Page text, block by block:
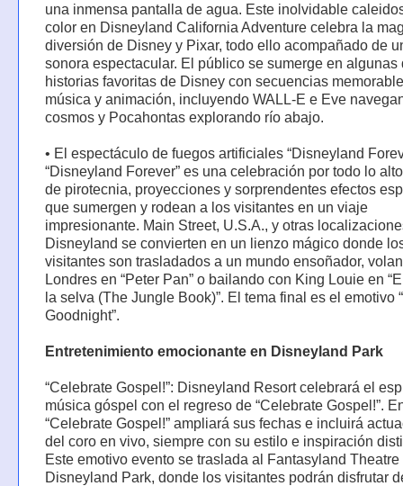
una inmensa pantalla de agua. Este inolvidable
color en Disneyland California Adventure celebra la
diversión de Disney y Pixar, todo ello acompañado de
sonora espectacular. El público se sumerge en algunas
historias favoritas de Disney con secuencias
música y animación, incluyendo WALL-E e Eve
cosmos y Pocahontas explorando río abajo.
• El espectáculo de fuegos artificiales “Disneyland
“Disneyland Forever” es una celebración por todo lo
de pirotecnia, proyecciones y sorprendentes efectos
que sumergen y rodean a los visitantes en un viaje
impresionante. Main Street, U.S.A., y otras
Disneyland se convierten en un lienzo mágico donde
visitantes son trasladados a un mundo ensoñador,
Londres en “Peter Pan” o bailando con King Louie en
la selva (The Jungle Book)”. El tema final es el emotivo
Goodnight”.
Entretenimiento emocionante en Disneyland Park
“Celebrate Gospel!”: Disneyland Resort celebrará el
música góspel con el regreso de “Celebrate Gospel!”.
“Celebrate Gospel!” ampliará sus fechas e incluirá
del coro en vivo, siempre con su estilo e inspiración
Este emotivo evento se traslada al Fantasyland Theatre
Disneyland Park, donde los visitantes podrán disfrutar